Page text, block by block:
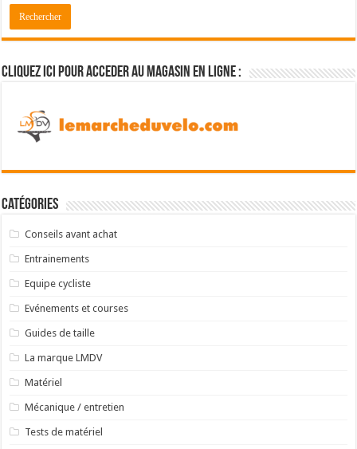
Cliquez ici pour acceder au magasin en ligne :
Catégories
Conseils avant achat
Entrainements
Equipe cycliste
Evénements et courses
Guides de taille
La marque LMDV
Matériel
Mécanique / entretien
Tests de matériel